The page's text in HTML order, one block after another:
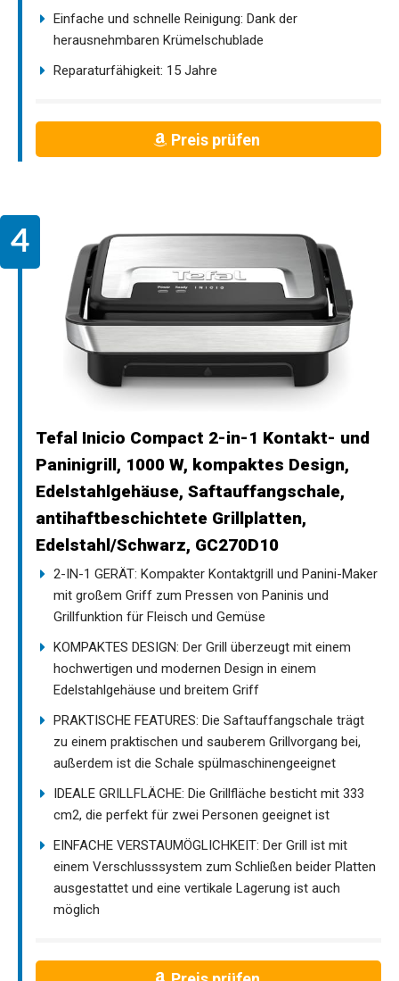
Einfache und schnelle Reinigung: Dank der
herausnehmbaren Krümelschublade
Reparaturfähigkeit: 15 Jahre
Preis prüfen
Tefal Inicio Compact 2-in-1 Kontakt- und
Paninigrill, 1000 W, kompaktes Design,
Edelstahlgehäuse, Saftauffangschale,
antihaftbeschichtete Grillplatten,
Edelstahl/Schwarz, GC270D10
2-IN-1 GERÄT: Kompakter Kontaktgrill und Panini-Maker
mit großem Griff zum Pressen von Paninis und
Grillfunktion für Fleisch und Gemüse
KOMPAKTES DESIGN: Der Grill überzeugt mit einem
hochwertigen und modernen Design in einem
Edelstahlgehäuse und breitem Griff
PRAKTISCHE FEATURES: Die Saftauffangschale trägt
zu einem praktischen und sauberem Grillvorgang bei,
außerdem ist die Schale spülmaschinengeeignet
IDEALE GRILLFLÄCHE: Die Grillfläche besticht mit 333
cm2, die perfekt für zwei Personen geeignet ist
EINFACHE VERSTAUMÖGLICHKEIT: Der Grill ist mit
einem Verschlusssystem zum Schließen beider Platten
ausgestattet und eine vertikale Lagerung ist auch
möglich